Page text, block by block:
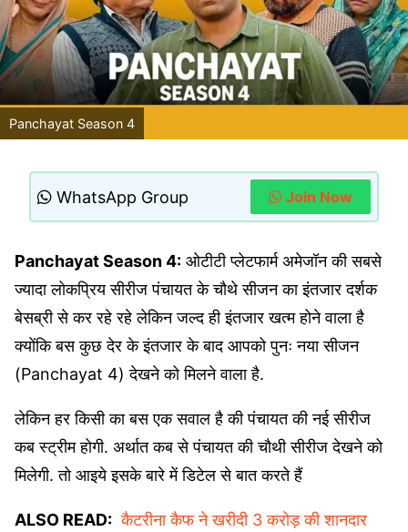
Panchayat Season 4
WhatsApp Group Join Now
Panchayat Season 4: ओटीटी प्लेटफार्म अमेजॉन की सबसे
ज्यादा लोकप्रिय सीरीज पंचायत के चौथे सीजन का इंतजार दर्शक
बेसब्री से कर रहे रहे लेकिन जल्द ही इंतजार खत्म होने वाला है
क्योंकि बस कुछ देर के इंतजार के बाद आपको पुनः नया सीजन
(Panchayat 4) देखने को मिलने वाला है.
लेकिन हर किसी का बस एक सवाल है की पंचायत की नई सीरीज
कब स्ट्रीम होगी. अर्थात कब से पंचायत की चौथी सीरीज देखने को
मिलेगी. तो आइये इसके बारे में डिटेल से बात करते हैं
ALSO READ: कैटरीना कैफ ने खरीदी 3 करोड़ की शानदार